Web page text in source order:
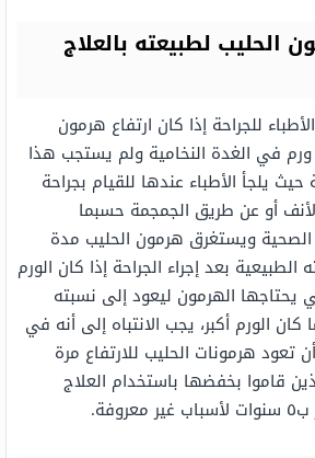
الحليب لطبيعته بالعلاج
للجراحة إذا كان ارتفاع هرمون
في الغدة النخامية ولم يستجب هذا
حيث يلجأ الأطباء عندها للقيام بجراحة
أو عن طريق الجمجمة حسبما
ويستغرق هرمون الحليب مدة
بعد إجراء الجراحة إذا كان الورم
يحتاجها الهرمون ليعود إلى نسبته
الورم أكبر، يجب الانتباه إلى أنه في
تعود هرمونات الحليب للارتفاع مرة
قاموا بخفضها باستخدام العلاج